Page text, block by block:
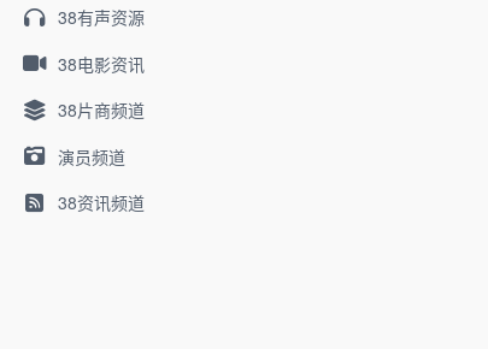
38有声资源
38电影资讯
38片商频道
演员频道
38资讯频道